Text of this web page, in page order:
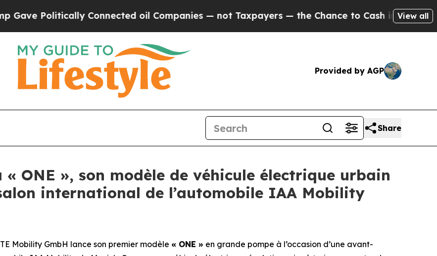
Connected oil Companies — not Taxpayers — the Chance to Cash in on PubliclyView all
Provided by AGP
Share
ONE », son modèle de véhicule électrique urbain
international de l’automobile IAA Mobility
Mobility GmbH lance son premier modèle « ONE » en grande pompe à l’occasion d’une avant-